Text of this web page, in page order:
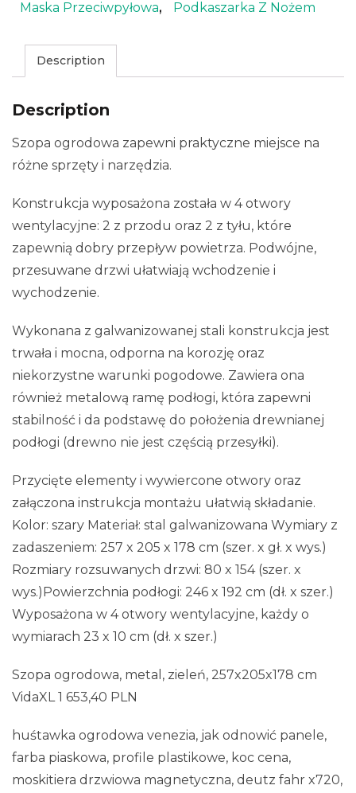
Maska Przeciwpyłowa, Podkaszarka Z Nożem
Description
Description
Szopa ogrodowa zapewni praktyczne miejsce na
różne sprzęty i narzędzia.
Konstrukcja wyposażona została w 4 otwory
wentylacyjne: 2 z przodu oraz 2 z tyłu, które
zapewnią dobry przepływ powietrza. Podwójne,
przesuwane drzwi ułatwiają wchodzenie i
wychodzenie.
Wykonana z galwanizowanej stali konstrukcja jest
trwała i mocna, odporna na korozję oraz
niekorzystne warunki pogodowe. Zawiera ona
również metalową ramę podłogi, która zapewni
stabilność i da podstawę do położenia drewnianej
podłogi (drewno nie jest częścią przesyłki).
Przycięte elementy i wywiercone otwory oraz
załączona instrukcja montażu ułatwią składanie.
Kolor: szary Materiał: stal galwanizowana Wymiary z
zadaszeniem: 257 x 205 x 178 cm (szer. x gł. x wys.)
Rozmiary rozsuwanych drzwi: 80 x 154 (szer. x
wys.)Powierzchnia podłogi: 246 x 192 cm (dł. x szer.)
Wyposażona w 4 otwory wentylacyjne, każdy o
wymiarach 23 x 10 cm (dł. x szer.)
Szopa ogrodowa, metal, zieleń, 257x205x178 cm
VidaXL 1 653,40 PLN
huśtawka ogrodowa venezia, jak odnowić panele,
farba piaskowa, profile plastikowe, koc cena,
moskitiera drzwiowa magnetyczna, deutz fahr x720,